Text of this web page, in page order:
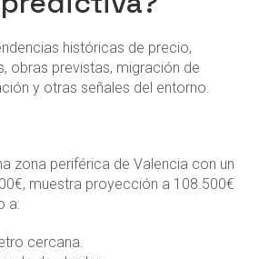
históricas de precio,
obras previstas, migración de
y otras señales del entorno.
zona periférica de Valencia con un
muestra proyección a 108.500€
a:
cercana.